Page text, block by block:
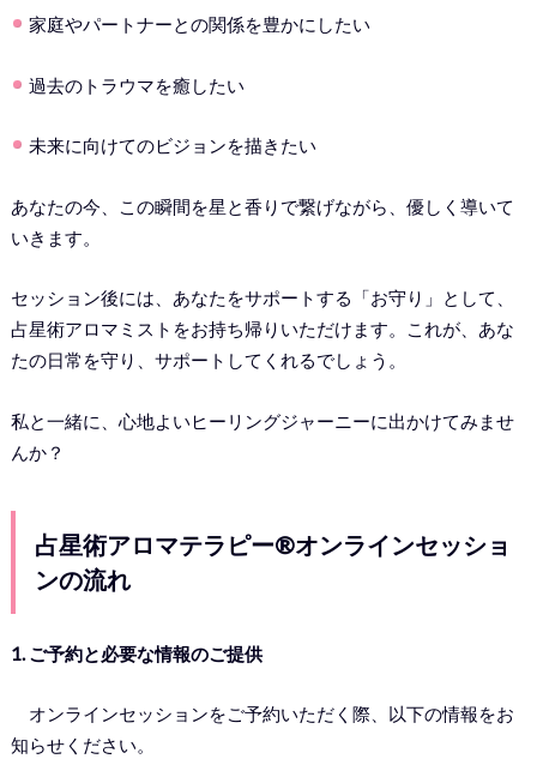
家庭やパートナーとの関係を豊かにしたい
過去のトラウマを癒したい
未来に向けてのビジョンを描きたい
あなたの今、この瞬間を星と香りで繋げながら、優しく導いて
いきます。
セッション後には、あなたをサポートする「お守り」として、
占星術アロマミストをお持ち帰りいただけます。これが、あな
たの日常を守り、サポートしてくれるでしょう。
私と一緒に、心地よいヒーリングジャーニーに出かけてみませ
んか？
占星術アロマテラピー®オンラインセッショ
ンの流れ
1. ご予約と必要な情報のご提供
オンラインセッションをご予約いただく際、以下の情報をお
知らせください。